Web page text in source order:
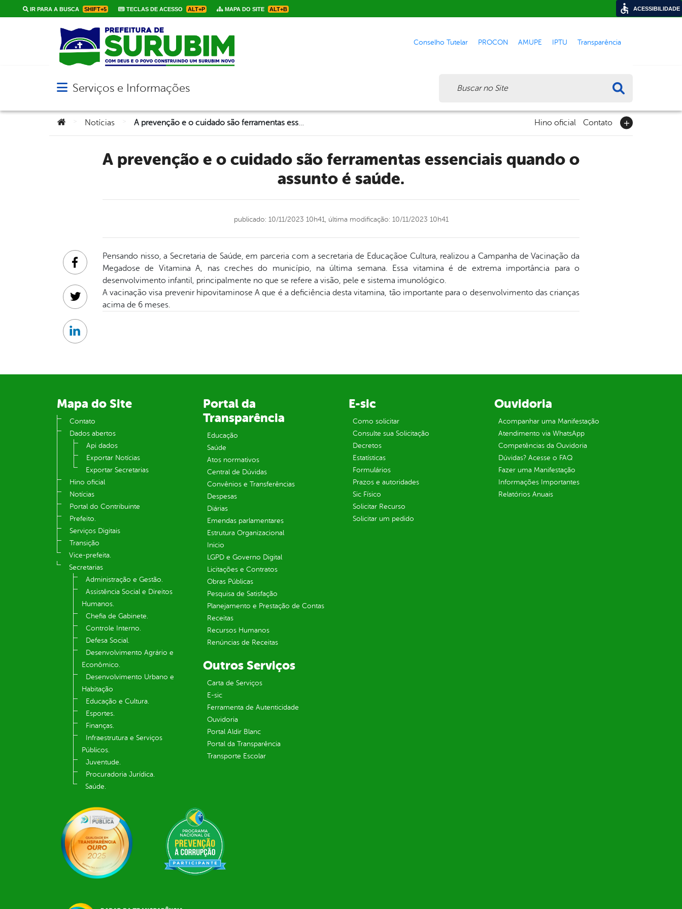
IR PARA A BUSCA SHIFT+5 TECLAS DE ACESSO ALT+P MAPA DO SITE ALT+B
Conselho Tutelar PROCON AMUPE IPTU Transparência
Abrir menu principal de navegação
Serviços e Informações
Você está aqui:
Notícias A prevenção e o cuidado são ferramentas essenciais quando o assunto é saúde. Hino oficial Contato
A prevenção e o cuidado são ferramentas essenciais quando o
assunto é saúde.
publicado: 10/11/2023 10h41, última modificação: 10/11/2023 10h41
Pensando nisso, a Secretaria de Saúde, em parceria com a secretaria de Educaçãoe Cultura, realizou a Campanha de Vacinação da
Megadose de Vitamina A, nas creches do município, na última semana. Essa vitamina é de extrema importância para o
desenvolvimento infantil, principalmente no que se refere a visão, pele e sistema imunológico.
A vacinação visa prevenir hipovitaminose A que é a deficiência desta vitamina, tão importante para o desenvolvimento das crianças
acima de 6 meses.
Facebook
Twitter
Linkedin
Mapa do Site
Contato
Dados abertos
Api dados
Exportar Notícias
Exportar Secretarias
Hino oficial
Notícias
Portal do Contribuinte
Prefeito.
Serviços Digitais
Transição
Vice-prefeita.
Secretarias
Administração e Gestão.
Assistência Social e Direitos
Humanos.
Chefia de Gabinete.
Controle Interno.
Defesa Social.
Desenvolvimento Agrário e
Econômico.
Desenvolvimento Urbano e
Habitação
Educação e Cultura.
Esportes.
Finanças.
Infraestrutura e Serviços
Públicos.
Juventude.
Procuradoria Jurídica.
Saúde.
Portal da
Transparência
Educação
Saúde
Atos normativos
Central de Dúvidas
Convênios e Transferências
Despesas
Diárias
Emendas parlamentares
Estrutura Organizacional
Inicio
LGPD e Governo Digital
Licitações e Contratos
Obras Públicas
Pesquisa de Satisfação
Planejamento e Prestação de Contas
Receitas
Recursos Humanos
Renúncias de Receitas
E-sic
Como solicitar
Consulte sua Solicitação
Decretos
Estatísticas
Formulários
Prazos e autoridades
Sic Físico
Solicitar Recurso
Solicitar um pedido
Ouvidoria
Acompanhar uma Manifestação
Atendimento via WhatsApp
Competências da Ouvidoria
Dúvidas? Acesse o FAQ
Fazer uma Manifestação
Informações Importantes
Relatórios Anuais
Outros Serviços
Carta de Serviços
E-sic
Ferramenta de Autenticidade
Ouvidoria
Portal Aldir Blanc
Portal da Transparência
Transporte Escolar
ACESSIBILIDADE